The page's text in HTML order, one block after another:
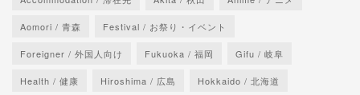
Aomori / 青森 Festival / お祭り・イベント
Foreigner / 外国人向け Fukuoka / 福岡 Gifu / 岐阜
Health / 健康 Hiroshima / 広島 Hokkaido / 北海道